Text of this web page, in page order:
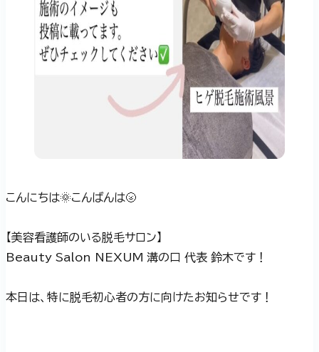
こんにちは🌞こんばんは🌝
【美容看護師のいる脱毛サロン】
Beauty Salon NEXUM 溝の口 代表 鈴木です！
本日は、特に脱毛初心者の方に向けたお知らせです！